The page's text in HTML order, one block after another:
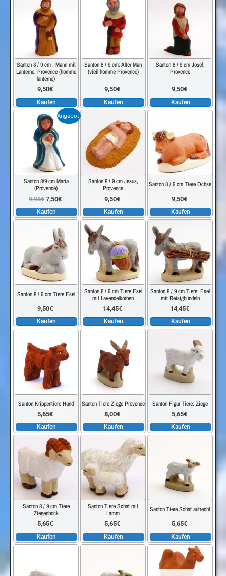
Santon 8 / 9 cm : Mann mit
Lanterne, Provence (homme
lanterne)
9,50€
Kaufen
Santon 8 / 9 cm: Alter Man
(vieil homme Provence)
9,50€
Kaufen
Santon 8 / 9 cm Josef,
Provence
9,50€
Kaufen
Angebot!
Santon 8/9 cm Maria
(Provence)
9,98€ Ursprünglicher
war:
7,50€Aktueller
ist:
Kaufen
Santon 8 / 9 cm Jesus,
Provence
9,50€
Kaufen
Santon 8 / 9 cm Tiere Ochse
9,50€
Kaufen
Santon 8 / 9 cm Tiere Esel
9,50€
Kaufen
Santon 8 / 9 cm Tiere Esel
mit Lavendelkörben
14,45€
Kaufen
Santon 8 / 9 cm Tiere: Esel
mit Reisigbündeln
14,45€
Kaufen
Santon Krippentiere Hund
5,65€
Kaufen
Santon Tiere Ziege Provence
8,00€
Kaufen
Santon Figur Tiere: Ziege
5,65€
Kaufen
Santon 8 / 9 cm Tiere
Ziegenbock
5,65€
Kaufen
Santon Tiere Schaf mit
Lamm
5,65€
Kaufen
Santon Tiere Schaf aufrecht
5,65€
Kaufen